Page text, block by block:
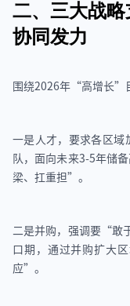
二、三大战
协同发力
围绕2026年“高增长”
一是人才，要求各区
队，面向未来3-5年储
梁、扛重担”。
二是并购，强调要“敢
口期，通过并购扩大
应”。